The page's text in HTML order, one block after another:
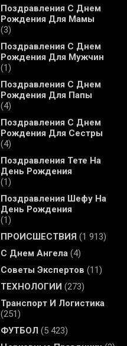
Поздравления С Днем
Рождения Для Мамы
(3)
Поздравления С Днем
Рождения Для Мужчин
(1)
Поздравления С Днем
Рождения Для Папы
(4)
Поздравления С Днем
Рождения Для Сестры
(4)
Поздравления Тете На
День Рождения
(1)
Поздравления Шефу На
День Рождения
(1)
ПРОИСШЕСТВИЯ (1 913)
С Днем Ангела (4)
Советы Экспертов (11)
ТЕХНОЛОГИИ (273)
Транспорт И Логистика
(251)
ФУТБОЛ (5 423)